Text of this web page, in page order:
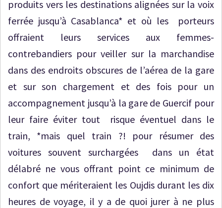
produits vers les destinations alignées sur la voix
ferrée jusqu’à Casablanca* et où les porteurs
offraient leurs services aux femmes-
contrebandiers pour veiller sur la marchandise
dans des endroits obscures de l’aérea de la gare
et sur son chargement et des fois pour un
accompagnement jusqu’à la gare de Guercif pour
leur faire éviter tout risque éventuel dans le
train, *mais quel train ?! pour résumer des
voitures souvent surchargées dans un état
délabré ne vous offrant point ce minimum de
confort que mériteraient les Oujdis durant les dix
heures de voyage, il y a de quoi jurer à ne plus